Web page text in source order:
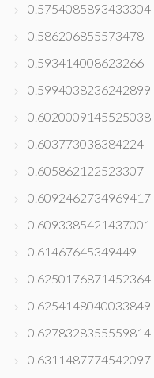
0.5754085893433304
0.586206855573478
0.593414008623266
0.5994038236242899
0.6020009145525038
0.603773038384224
0.605862122523307
0.6092462734969417
0.6093385421437001
0.61467645349449
0.6250176871452364
0.6254148040033849
0.6278328355559814
0.6311487774542097